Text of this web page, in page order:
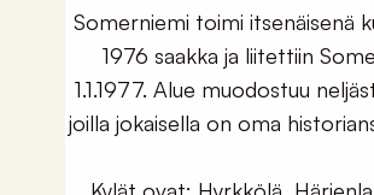
Somerniemi toimi itsenäisenä
1976 saakka ja liitettiin
1.1.1977. Alue muodostuu
joilla jokaisella on oma